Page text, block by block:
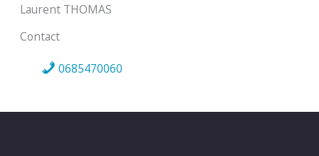
Laurent THOMAS
Contact
0685470060